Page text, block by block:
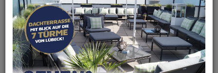
Kids Birthday Parties